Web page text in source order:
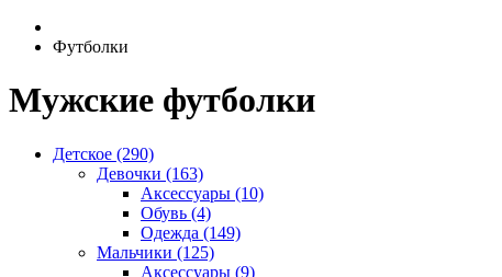
Футболки
Мужские футболки
Детское (290)
Девочки (163)
Аксессуары (10)
Обувь (4)
Одежда (149)
Мальчики (125)
Аксессуары (9)